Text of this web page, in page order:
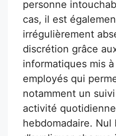
personne
cas, il est
irrégulièrement
discrétion grâce
informatiques mis
employés qui
notamment un
activité
hebdomadaire.